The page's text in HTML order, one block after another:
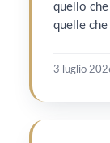
quello
quelle
3 luglio